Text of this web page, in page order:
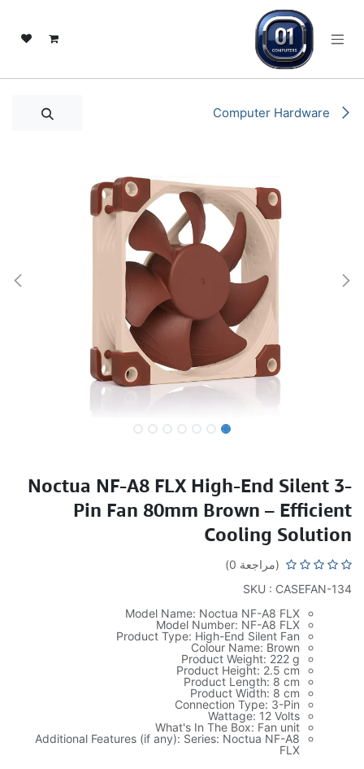
Noctua NF-A8 FLX High-End Silent 3-
Pin Fan 80mm Brown – Efficient
Cooling Solution
(مراجعة 0)
SKU : CASEFAN-134
Model Name: Noctua NF-A8 FLX
Model Number: NF-A8 FLX
Product Type: High-End Silent Fan
Colour Name: Brown
Product Weight: 222 g
Product Height: 2.5 cm
Product Length: 8 cm
Product Width: 8 cm
Connection Type: 3-Pin
Wattage: 12 Volts
What's In The Box: Fan unit
Additional Features (if any): Series: Noctua NF-A8
FLX